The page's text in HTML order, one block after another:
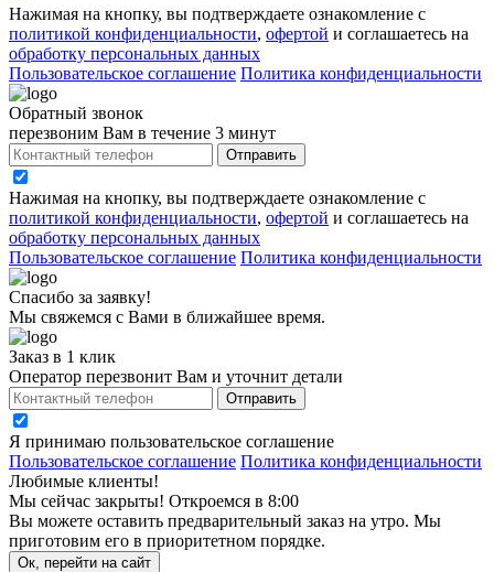
Нажимая на кнопку, вы подтверждаете ознакомление с
политикой конфиденциальности, офертой и соглашаетесь на
обработку персональных данных
Пользовательское соглашение Политика конфиденциальности
Обратный звонок
перезвоним Вам в течение 3 минут
Отправить
Нажимая на кнопку, вы подтверждаете ознакомление с
политикой конфиденциальности, офертой и соглашаетесь на
обработку персональных данных
Пользовательское соглашение Политика конфиденциальности
Спасибо за заявку!
Мы свяжемся с Вами в ближайшее время.
Заказ в 1 клик
Оператор перезвонит Вам и уточнит детали
Отправить
Я принимаю пользовательское соглашение
Пользовательское соглашение Политика конфиденциальности
Любимые клиенты!
Мы сейчас закрыты! Откроемся в 8:00
Вы можете оставить предварительный заказ на утро. Мы
приготовим его в приоритетном порядке.
Ок, перейти на сайт